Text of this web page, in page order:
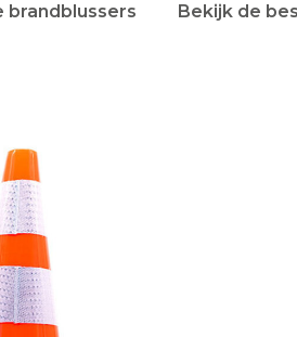
brandblussers Bekijk de